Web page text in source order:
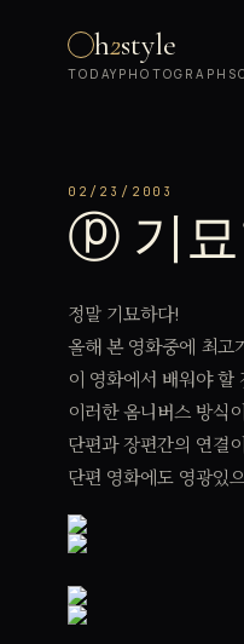
h2style
TODAY PHOTOGRAPH
02/23/2003
ⓟ 기묘
정말 기묘하다!
올해 본 영화중에 최고
이 영화에서 배워야 할
이러한 옴니버스 방식
단편과 장편간의 연결
단편 영화에도 영광있